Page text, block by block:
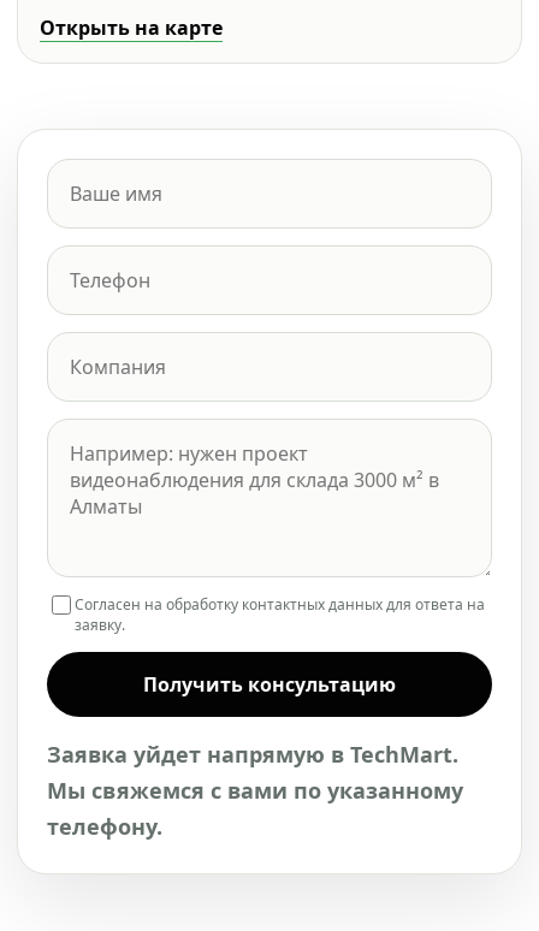
Открыть на карте
Согласен на обработку контактных данных для ответа на
заявку.
Получить консультацию
Заявка уйдет напрямую в TechMart.
Мы свяжемся с вами по указанному
телефону.